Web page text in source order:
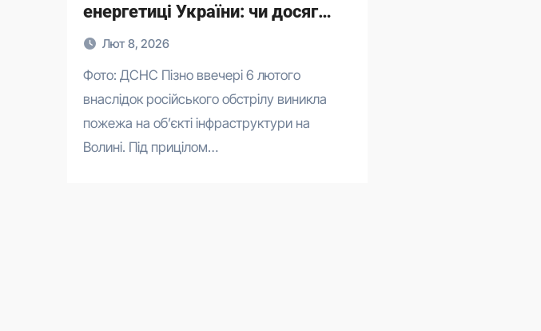
енергетиці України: чи досяг
ворог мети
Лют 8, 2026
Фото: ДСНС Пізно ввечері 6 лютого
внаслідок російського обстрілу виникла
пожежа на об’єкті інфраструктури на
Волині. Під прицілом…